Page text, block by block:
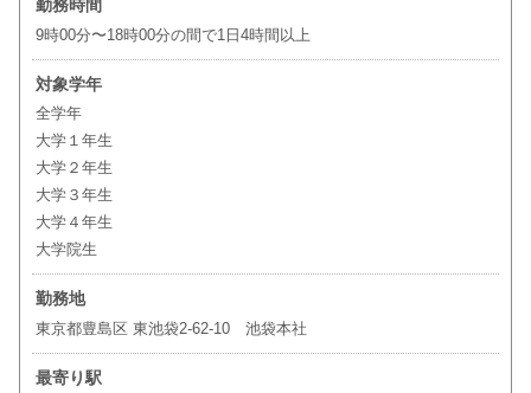
勤務時間
9時00分〜18時00分の間で1日4時間以上
対象学年
全学年
大学１年生
大学２年生
大学３年生
大学４年生
大学院生
勤務地
東京都豊島区 東池袋2-62-10 池袋本社
最寄り駅